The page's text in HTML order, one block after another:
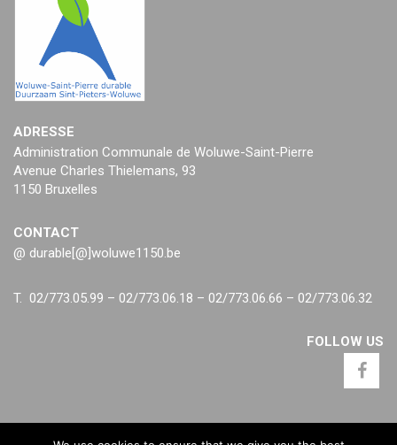
ADRESSE
Administration Communale de Woluwe-Saint-Pierre
Avenue Charles Thielemans, 93
1150 Bruxelles
CONTACT
@ durable[@]woluwe1150.be
T. 02/773.05.99 – 02/773.06.18 – 02/773.06.66 – 02/773.06.32
FOLLOW US